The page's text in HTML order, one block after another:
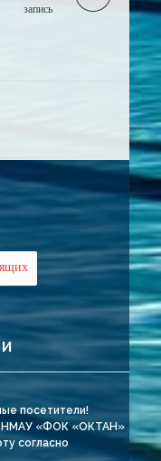
запись
посетители!
НМАУ «ФОК «ОКТАН»
согласно